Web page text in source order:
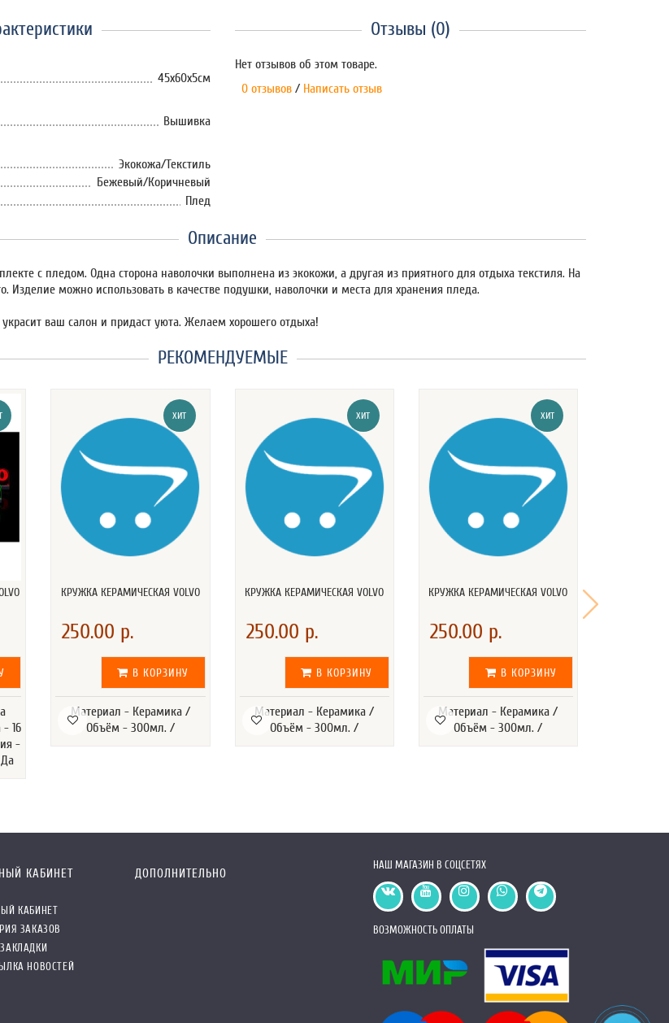
45х60х5см
Вышивка
Экокожа/Текстиль
Бежевый/Коричневый
Плед
Отзывы (0)
Нет отзывов об этом товаре.
0 отзывов / Написать отзыв
Описание
с пледом. Одна сторона наволочки выполнена из экокожи, а другая из приятного для отдыха текстиля. На
Изделие можно использовать в качестве подушки, наволочки и места для хранения пледа.
ваш салон и придаст уюта. Желаем хорошего отдыха!
РЕКОМЕНДУЕМЫЕ
- 16
-
ХИТ
КРУЖКА КЕРАМИЧЕСКАЯ VOLVO
250.00 р.
В КОРЗИНУ
Материал - Керамика /
Объём - 300мл. /
ХИТ
КРУЖКА КЕРАМИЧЕСКАЯ VOLVO
250.00 р.
В КОРЗИНУ
Материал - Керамика /
Объём - 300мл. /
ХИТ
КРУЖКА КЕРАМИЧЕСКАЯ VOLVO
250.00 р.
В КОРЗИНУ
Материал - Керамика /
Объём - 300мл. /
КАБИНЕТ
КАБИНЕТ
ЗАКАЗОВ
НОВОСТЕЙ
ДОПОЛНИТЕЛЬНО
НАШ МАГАЗИН В СОЦСЕТЯХ
ВОЗМОЖНОСТЬ ОПЛАТЫ